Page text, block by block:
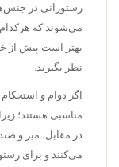
رستورانی در
می‌شوند که هرکدام
بهتر است پیش از
نظر بگیرید.
اگر دوام و
مناسبی هستند؛
در مقابل، میز و
می‌کنند و برای